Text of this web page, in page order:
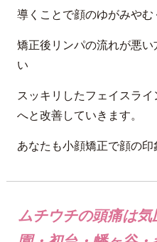
導くことで顔のゆがみやむ
矯正後リンパの流れが悪
い
スッキリしたフェイスラ
へと改善していきます。
あなたも小顔矯正で顔の印
ムチウチの頭痛は